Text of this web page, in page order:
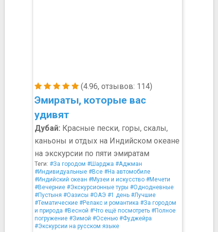
(4.96, отзывов: 114)
Эмираты, которые вас
удивят
Дубай: Красные пески, горы, скалы,
каньоны и отдых на Индийском океане
на экскурсии по пяти эмиратам
Теги: #За городом #Шарджа #Аджман
#Индивидуальные #Все #На автомобиле
#Индийский океан #Музеи и искусство #Мечети
#Вечерние #Экскурсионные туры #Однодневные
#Пустыня #Оазисы #ОАЭ #1 день #Лучшие
#Тематические #Релакс и романтика #За городом
и природа #Весной #Что ещё посмотреть #Полное
погружение #Зимой #Осенью #Фуджейра
#Экскурсии на русском языке